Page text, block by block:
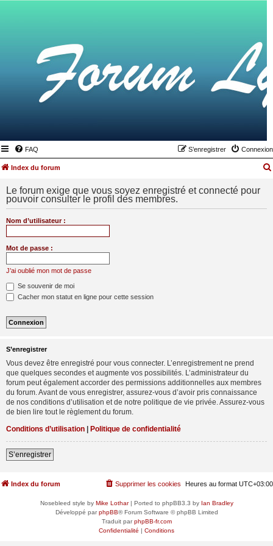
FAQ Connexion
S’enregistrer
Index du forum
Le forum exige que vous soyez enregistré et connecté pour
pouvoir consulter le profil des membres.
Nom d’utilisateur :
Mot de passe :
J’ai oublié mon mot de passe
Se souvenir de moi
Cacher mon statut en ligne pour cette session
S’enregistrer
Vous devez être enregistré pour vous connecter. L’enregistrement ne prend
que quelques secondes et augmente vos possibilités. L’administrateur du
forum peut également accorder des permissions additionnelles aux membres
du forum. Avant de vous enregistrer, assurez-vous d’avoir pris connaissance
de nos conditions d’utilisation et de notre politique de vie privée. Assurez-vous
de bien lire tout le règlement du forum.
Conditions d’utilisation | Politique de confidentialité
S’enregistrer
Index du forum Heures au format UTC+03:00
Supprimer les cookies
Nosebleed style by Mike Lothar| Ported to phpBB3.3 by Ian Bradley
Développé parphpBB® Forum Software © phpBB Limited
Traduit parphpBB-fr.com
Confidentialité | Conditions